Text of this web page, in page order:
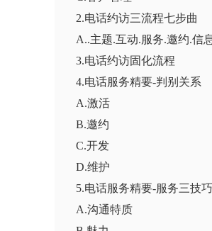
2.电话约访三流程七步曲
A..主题.互动.服务.邀约.信
3.电话约访固化流程
4.电话服务精要-判别关系
A.激活
B.邀约
C.开发
D.维护
5.电话服务精要-服务三技巧
A.沟通特质